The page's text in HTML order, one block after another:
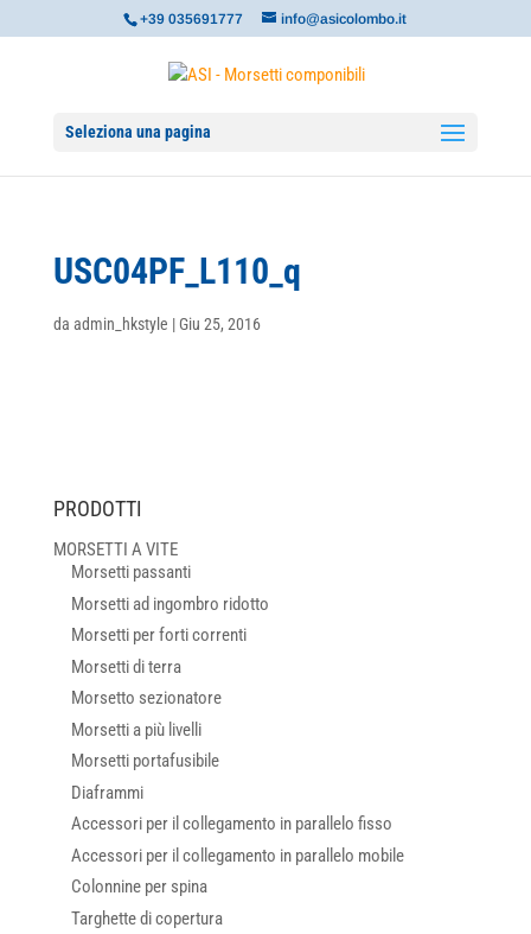
+39 035691777 info@asicolombo.it
Seleziona una pagina
USC04PF_L110_q
da admin_hkstyle |Giu 25, 2016
PRODOTTI
MORSETTI A VITE
Morsetti passanti
Morsetti ad ingombro ridotto
Morsetti per forti correnti
Morsetti di terra
Morsetto sezionatore
Morsetti a più livelli
Morsetti portafusibile
Diaframmi
Accessori per il collegamento in parallelo fisso
Accessori per il collegamento in parallelo mobile
Colonnine per spina
Targhette di copertura